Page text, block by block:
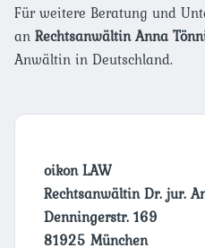
Für weitere Beratung und
anRechtsanwältin Anna
Anwältin in Deutschland.
oikon LAW
Rechtsanwältin Dr. jur.
Denningerstr. 169
81925 München